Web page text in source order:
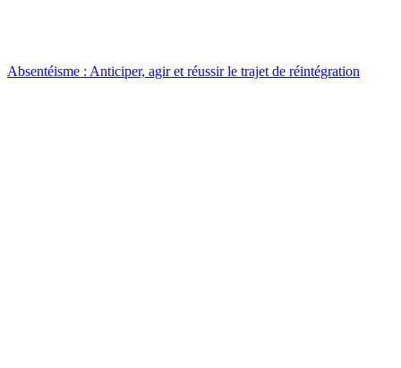
Absentéisme : Anticiper, agir et réussir le trajet de réintégration